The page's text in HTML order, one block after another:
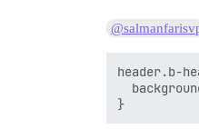
header.b-